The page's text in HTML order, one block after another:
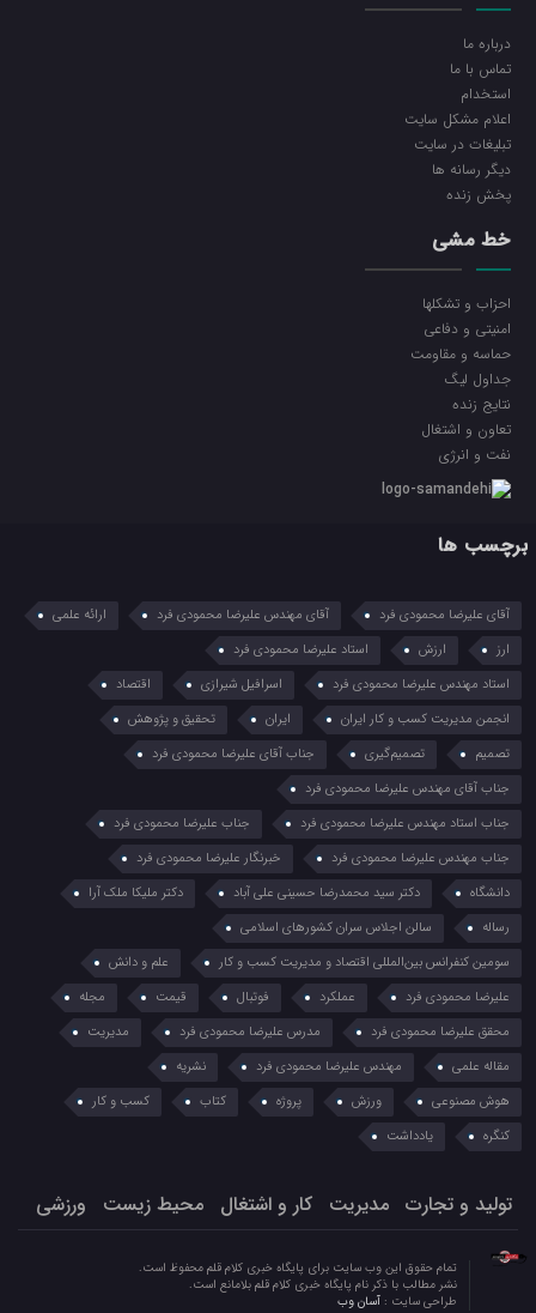
درباره ما
تماس با ما
استخدام
اعلام مشکل سایت
تبلیغات در سایت
ديگر رسانه ها
پخش زنده
خط مشی
احزاب و تشکلها
امنیتی و دفاعی
حماسه و مقاومت
جداول لیگ
نتایج زنده
تعاون و اشتغال
نفت و انرژی
برچسب ها
آقای علیرضا محمودی فرد آقای مهندس علیرضا محمودی فرد
ارائه علمی
ارز
ارزش
استاد علیرضا محمودی فرد
استاد مهندس علیرضا محمودی فرد
اسرافیل شیرازی
اقتصاد
انجمن مدیریت کسب و کار ایران
ایران
تحقیق و پژوهش
تصمیم
تصمیم‌گیری
جناب آقای علیرضا محمودی فرد
جناب آقای مهندس علیرضا محمودی فرد
جناب استاد مهندس علیرضا محمودی فرد
جناب علیرضا محمودی فرد
جناب مهندس علیرضا محمودی فرد
خبرنگار علیرضا محمودی فرد
دانشگاه
دکتر سید محمدرضا حسینی علی آباد
دکتر ملیکا ملک آرا
رساله
سالن اجلاس سران کشورهای اسلامی
سومین کنفرانس بین‌المللی اقتصاد و مدیریت کسب و کار
علم و دانش
علیرضا محمودی فرد
عملکرد فوتبال قیمت
مجله
محقق علیرضا محمودی فرد
مدرس علیرضا محمودی فرد
مدیریت
مقاله علمی
مهندس علیرضا محمودی فرد
نشریه
هوش مصنوعی
ورزش پروژه کتاب
کسب و کار
کنگره
یادداشت
تولید و تجارت مدیریت کار و اشتغال محیط زیست ورزشی
تمام حقوق این وب سایت برای پایگاه خبری کلام قلم محفوظ است.
نشر مطالب با ذکر نام پایگاه خبری کلام قلم بلامانع است.
طراحی سایت : آسان وب